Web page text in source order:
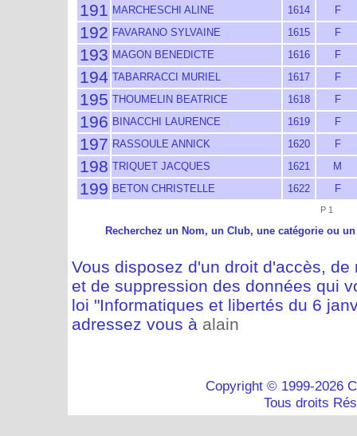
191 MARCHESCHI ALINE 1614 F
192 FAVARANO SYLVAINE 1615 F
193 MAGON BENEDICTE 1616 F
194 TABARRACCI MURIEL 1617 F
195 THOUMELIN BEATRICE 1618 F
196 BINACCHI LAURENCE 1619 F
197 RASSOULE ANNICK 1620 F
198 TRIQUET JACQUES 1621 M
199 BETON CHRISTELLE 1622 F
P 1
Recherchez un Nom, un Club, une catégorie ou
Vous disposez d'un droit d'accès,
et de suppression des données qui
loi "Informatiques et libertés du 6
adressez vous à alain
Copyright © 1999-2026
Tous droits